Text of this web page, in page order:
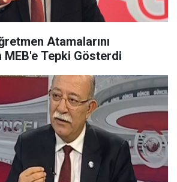
Atamalarını
MEB'e Tepki Gösterdi